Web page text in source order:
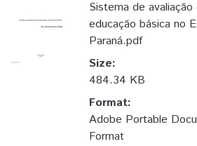
Sistema de avaliação
educação básica no
Paraná.pdf
Size:
484.34 KB
Format:
Adobe Portable
Format